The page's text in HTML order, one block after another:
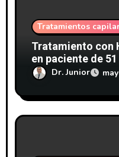
Tratamientos
Tratamiento con
en paciente de
Dr. Junior